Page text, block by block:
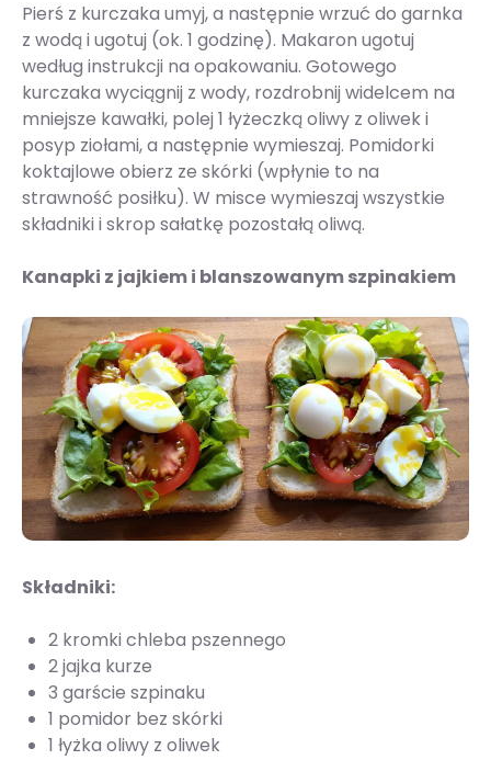
Pierś z kurczaka umyj, a następnie wrzuć do garnka
z wodą i ugotuj (ok. 1 godzinę). Makaron ugotuj
według instrukcji na opakowaniu. Gotowego
kurczaka wyciągnij z wody, rozdrobnij widelcem na
mniejsze kawałki, polej 1 łyżeczką oliwy z oliwek i
posyp ziołami, a następnie wymieszaj. Pomidorki
koktajlowe obierz ze skórki (wpłynie to na
strawność posiłku). W misce wymieszaj wszystkie
składniki i skrop sałatkę pozostałą oliwą.
Kanapki z jajkiem i blanszowanym szpinakiem
Składniki:
2 kromki chleba pszennego
2 jajka kurze
3 garście szpinaku
1 pomidor bez skórki
1 łyżka oliwy z oliwek